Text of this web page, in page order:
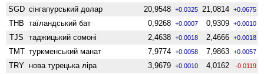
SGD сінгапурський долар 20,9548 +0.0325 21,0814 +0.0675
THB таїландський бат 0,9268 +0.0007 0,9309 +0.0010
TJS таджицький сомоні 2,4638 +0.0018 2,4666 +0.0018
TMT туркменський манат 7,9774 +0.0058 7,9863 +0.0057
TRY нова турецька ліра 3,9679 +0.0010 4,0162 -0.0119